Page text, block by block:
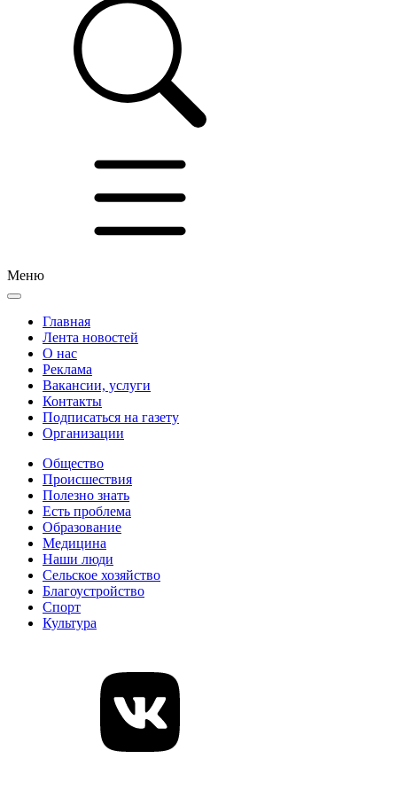
Меню
Главная
Лента новостей
О нас
Реклама
Вакансии, услуги
Контакты
Подписаться на газету
Организации
Общество
Происшествия
Полезно знать
Есть проблема
Образование
Медицина
Наши люди
Сельское хозяйство
Благоустройство
Спорт
Культура